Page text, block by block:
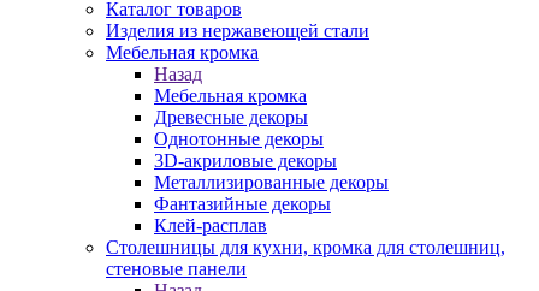
Каталог товаров
Изделия из нержавеющей стали
Мебельная кромка
Назад
Мебельная кромка
Древесные декоры
Однотонные декоры
3D-акриловые декоры
Металлизированные декоры
Фантазийные декоры
Клей-расплав
Столешницы для кухни, кромка для столешниц,
стеновые панели